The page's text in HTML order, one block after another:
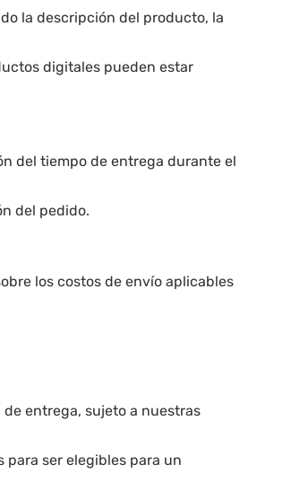
la descripción del producto, la
digitales pueden estar
del tiempo de entrega durante el
del pedido.
los costos de envío aplicables
entrega, sujeto a nuestras
ser elegibles para un